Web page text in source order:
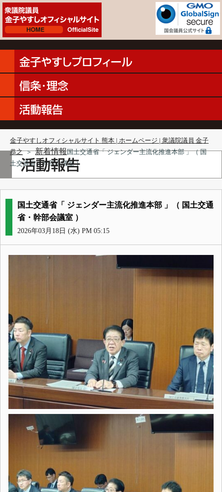
金子やすしオフィシャルサイト 熊本 | ホームページ | 衆議院議員 金子
恭之 ＞ 新着情報国土交通省「 ジェンダー主流化推進本部 」（ 国
土交通省・幹部会議室 ）
国土交通省「 ジェンダー主流化推進本部 」（ 国土交通
省・幹部会議室 ）
2026年03月18日 (水) PM 05:15